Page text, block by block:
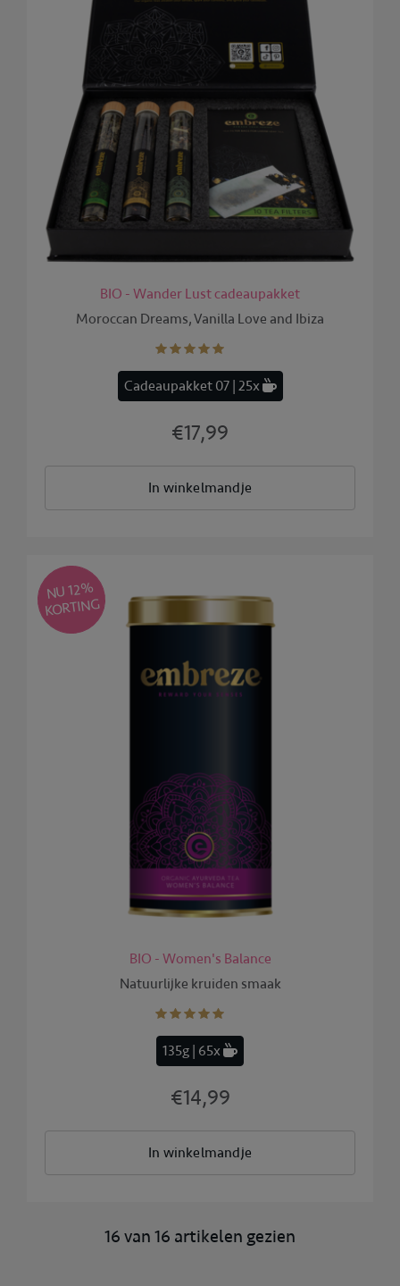
BIO - Wander Lust cadeaupakket
Moroccan Dreams, Vanilla Love and Ibiza
Cadeaupakket 07 | 25x
€17,99
In winkelmandje
NU 12
%
KORTING
BIO - Women's Balance
Natuurlijke kruiden smaak
135g | 65x
€14,99
In winkelmandje
16 van 16 artikelen gezien